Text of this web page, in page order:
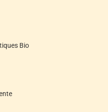
Bio